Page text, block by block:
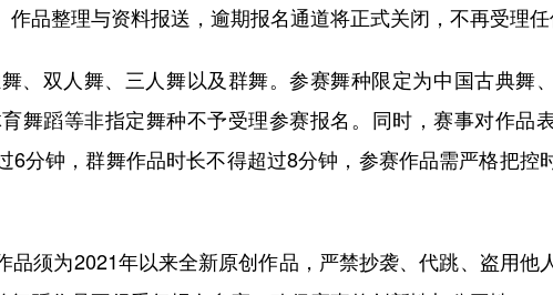
品整理与资料报送，逾期报名通道将正式关闭，不再受理任
双人舞、三人舞以及群舞。参赛舞种限定为中国古典舞
舞蹈等非指定舞种不予受理参赛报名。同时，赛事对作品
6分钟，群舞作品时长不得超过8分钟，参赛作品需严格把控
须为2021年以来全新原创作品，严禁抄袭、代跳、盗用他